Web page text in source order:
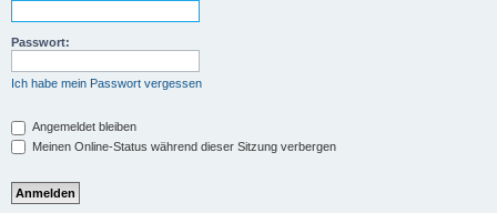
Passwort:
Ich habe mein Passwort vergessen
Angemeldet bleiben
Meinen Online-Status während dieser Sitzung verbergen